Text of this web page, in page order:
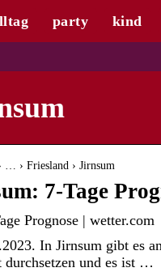
party kind
… › Friesland › Jirnsum
7-Tage
Prognose | wetter.com
In Jirnsum gibt es
durchsetzen und es ist …